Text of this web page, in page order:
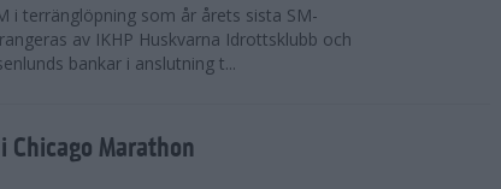
i terränglöpning som år årets sista SM-
av IKHP Huskvarna Idrottsklubb och
bankar i anslutning t...
Chicago Marathon